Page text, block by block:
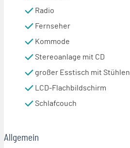
Radio
Fernseher
Kommode
Stereoanlage mit CD
großer Esstisch mit Stühlen
LCD-Flachbildschirm
Schlafcouch
Allgemein